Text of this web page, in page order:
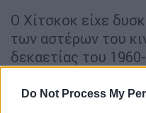
Do Not Process My
Ο Χίτσκοκ είχε
των αστέρων του
δεκαετίας του
στην ταινία Torn